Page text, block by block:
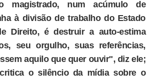
magistrado, num acúmulo de
à divisão de trabalho do Estado
Direito, é destruir a auto-estima
seu orgulho, suas referências,
aquilo que quer ouvir", diz ele;
o silêncio da mídia sobre o